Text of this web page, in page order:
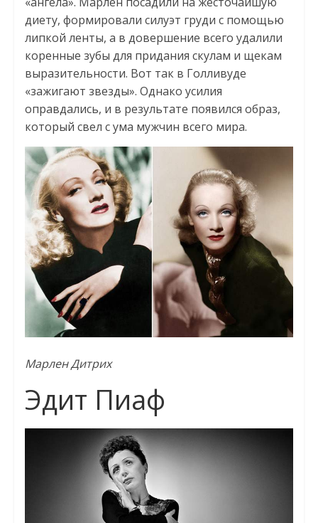
диету, формировали силуэт груди с помощью
липкой ленты, а в довершение всего удалили
коренные зубы для придания скулам и щекам
выразительности. Вот так в Голливуде
«зажигают звезды». Однако усилия
оправдались, и в результате появился образ,
который свел с ума мужчин всего мира.
Марлен Дитрих
Эдит Пиаф